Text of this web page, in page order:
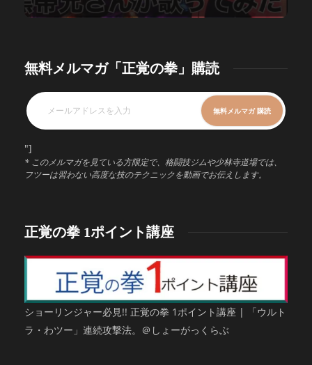
無料メルマガ「正覚の拳」購読
"]
* このメルマガを見ている方限定で、格闘技ジムや少林寺道場では、
フツーは習わない高度な技のテクニックを動画でお伝えします。
正覚の拳 1ポイント講座
ショーリンジャー必見!! 正覚の拳 1ポイント講座 | 「ウルト
ラ・わツー」連続攻撃法。＠しょーがっくらぶ